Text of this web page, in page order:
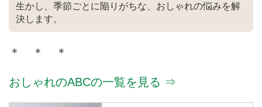
生かし、季節ごとに陥りがちな、おしゃれの悩みを解
決します。
＊ ＊ ＊
おしゃれのABCの一覧を見る ⇒